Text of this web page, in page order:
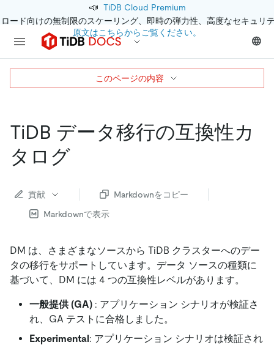
📣 TiDB Cloud Premium
ード向けの無制限のスケーリング、即時の弾力性、高度なセキュリ
原文はこちらからご覧ください。
TiDB データ移行の互換性カ
タログ
貢献
Markdownをコピー
Markdownで表示
DM は、さまざまなソースから TiDB クラスターへのデー
タの移行をサポートしています。データ ソースの種類に
基づいて、DM には 4 つの互換性レベルがあります。
一般提供 (GA) : アプリケーション シナリオが検証さ
れ、GA テストに合格しました。
Experimental: アプリケーション シナリオは検証され
このページの内容